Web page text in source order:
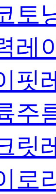
토
레
핏
주
릿
로